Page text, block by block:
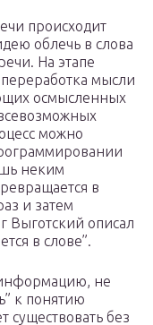
происходит
облечь в слова
На этапе
мысли
осмысленных
можно
неким
в
и затем
Выготский описал
в слове”.
не
к понятию
без